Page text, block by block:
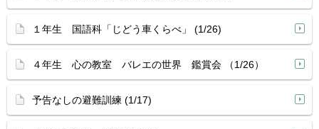
１年生 国語科「じどう車くらべ」 (1/26)
４年生 心の教室 バレエの世界 鑑賞会 （1/26）
予告なしの避難訓練 (1/17)